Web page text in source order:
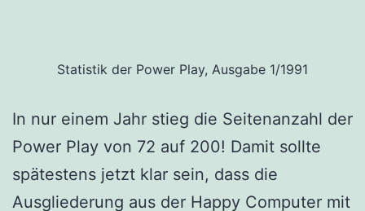
Statistik der Power Play, Ausgabe 1/1991
In nur einem Jahr stieg die Seitenanzahl der
Power Play von 72 auf 200! Damit sollte
spätestens jetzt klar sein, dass die
Ausgliederung aus der Happy Computer mit